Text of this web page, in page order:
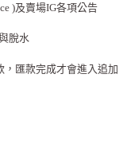
)及賣場IG各項公告
脫水
，匯款完成才會進入追加